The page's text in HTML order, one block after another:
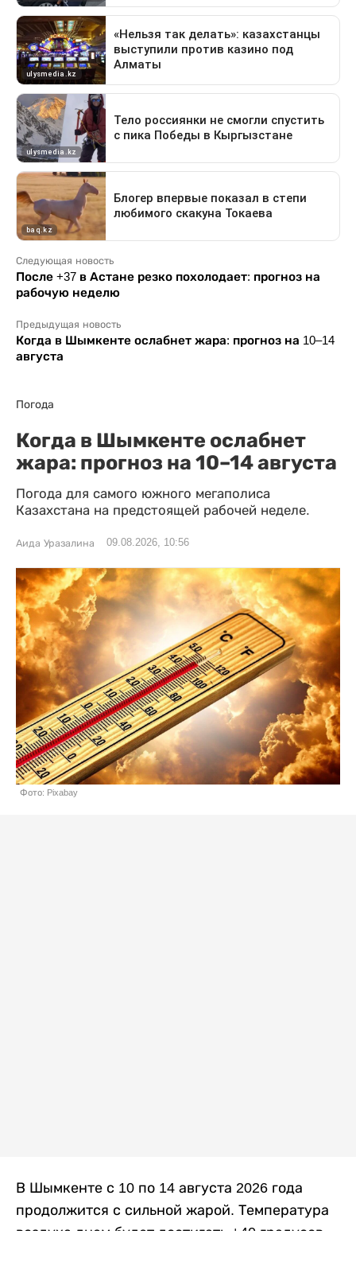
Следующая новость
После +37 в Астане резко похолодает: прогноз на
рабочую неделю
Предыдущая новость
Когда в Шымкенте ослабнет жара: прогноз на 10–14
августа
Погода
Когда в Шымкенте ослабнет
жара: прогноз на 10–14 августа
Погода для самого южного мегаполиса
Казахстана на предстоящей рабочей неделе.
Аида Уразалина 09.08.2026, 10:56
Фото: Pixabay
В Шымкенте с 10 по 14 августа 2026 года
продолжится с сильной жарой. Температура
воздуха днем будет достигать +40 градусов,